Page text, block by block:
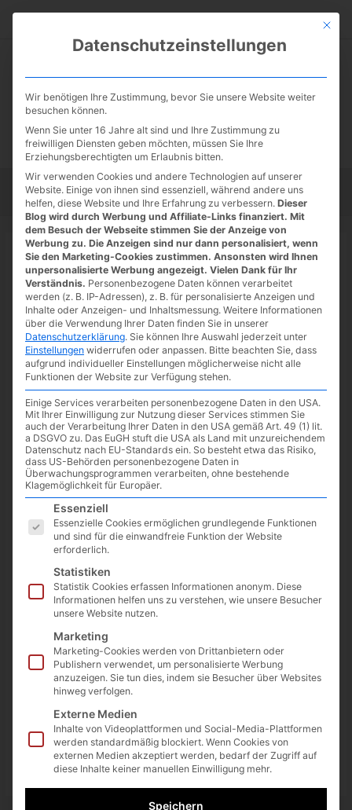
Startseite Tipps Tutorials Tests
Startseite»News
Epic Games Store: Supraland gratis
16.06.2022/ VonSpoonie/ Schreibe einen Kommentar /1
minute of reading
Das aktuelle Gratisgame imEpic Games Store(bis 23. Juni 17
wird und euch erkunden, kämpfen und Rätsel lösen lässt. Mit
einer Spielzeit von 12 – 25 Stunden auch mal was für
zwischendurch.
Hier geht es zumSpiel
twittern
teilen RSS-feed
Mit
Datenschutzeinstellungen
Wir benötigen Ihre Zustimmung, bevor Sie unsere Website weiter
besuchen können.
Wenn Sie unter 16 Jahre alt sind und Ihre Zustimmung zu
freiwilligen Diensten geben möchten, müssen Sie Ihre
Erziehungsberechtigten um Erlaubnis bitten.
Wir verwenden Cookies und andere Technologien auf unserer
Website. Einige von ihnen sind essenziell, während andere uns
helfen, diese Website und Ihre Erfahrung zu verbessern. Dieser
Blog wird durch Werbung und Affiliate-Links finanziert. Mit
dem Besuch der Webseite stimmen Sie der Anzeige von
Werbung zu. Die Anzeigen sind nur dann personalisiert, wenn
Sie den Marketing-Cookies zustimmen. Ansonsten wird Ihnen
unpersonalisierte Werbung angezeigt. Vielen Dank für Ihr
Verständnis. Personenbezogene Daten können verarbeitet
werden (z. B. IP-Adressen), z. B. für personalisierte Anzeigen und
Inhalte oder Anzeigen- und Inhaltsmessung. Weitere Informationen
über die Verwendung Ihrer Daten finden Sie in unserer
Datenschutzerklärung. Sie können Ihre Auswahl jederzeit unter
Einstellungen widerrufen oder anpassen. Bitte beachten Sie, dass
aufgrund individueller Einstellungen möglicherweise nicht alle
Funktionen der Website zur Verfügung stehen.
Einige Services verarbeiten personenbezogene Daten in den USA.
Mit Ihrer Einwilligung zur Nutzung dieser Services stimmen Sie
auch der Verarbeitung Ihrer Daten in den USA gemäß Art. 49 (1) lit.
a DSGVO zu. Das EuGH stuft die USA als Land mit unzureichendem
Datenschutz nach EU-Standards ein. So besteht etwa das Risiko,
dass US-Behörden personenbezogene Daten in
Überwachungsprogrammen verarbeiten, ohne bestehende
Klagemöglichkeit für Europäer.
Es folgt eine Liste der Service-Gruppen, für die eine
Essenziell
Essenzielle Cookies ermöglichen grundlegende Funktionen
und sind für die einwandfreie Funktion der Website
erforderlich.
Statistiken
Statistik Cookies erfassen Informationen anonym. Diese
Informationen helfen uns zu verstehen, wie unsere Besucher
unsere Website nutzen.
Marketing
Marketing-Cookies werden von Drittanbietern oder
Publishern verwendet, um personalisierte Werbung
anzuzeigen. Sie tun dies, indem sie Besucher über Websites
hinweg verfolgen.
Externe Medien
Inhalte von Videoplattformen und Social-Media-Plattformen
werden standardmäßig blockiert. Wenn Cookies von
externen Medien akzeptiert werden, bedarf der Zugriff auf
diese Inhalte keiner manuellen Einwilligung mehr.
Speichern